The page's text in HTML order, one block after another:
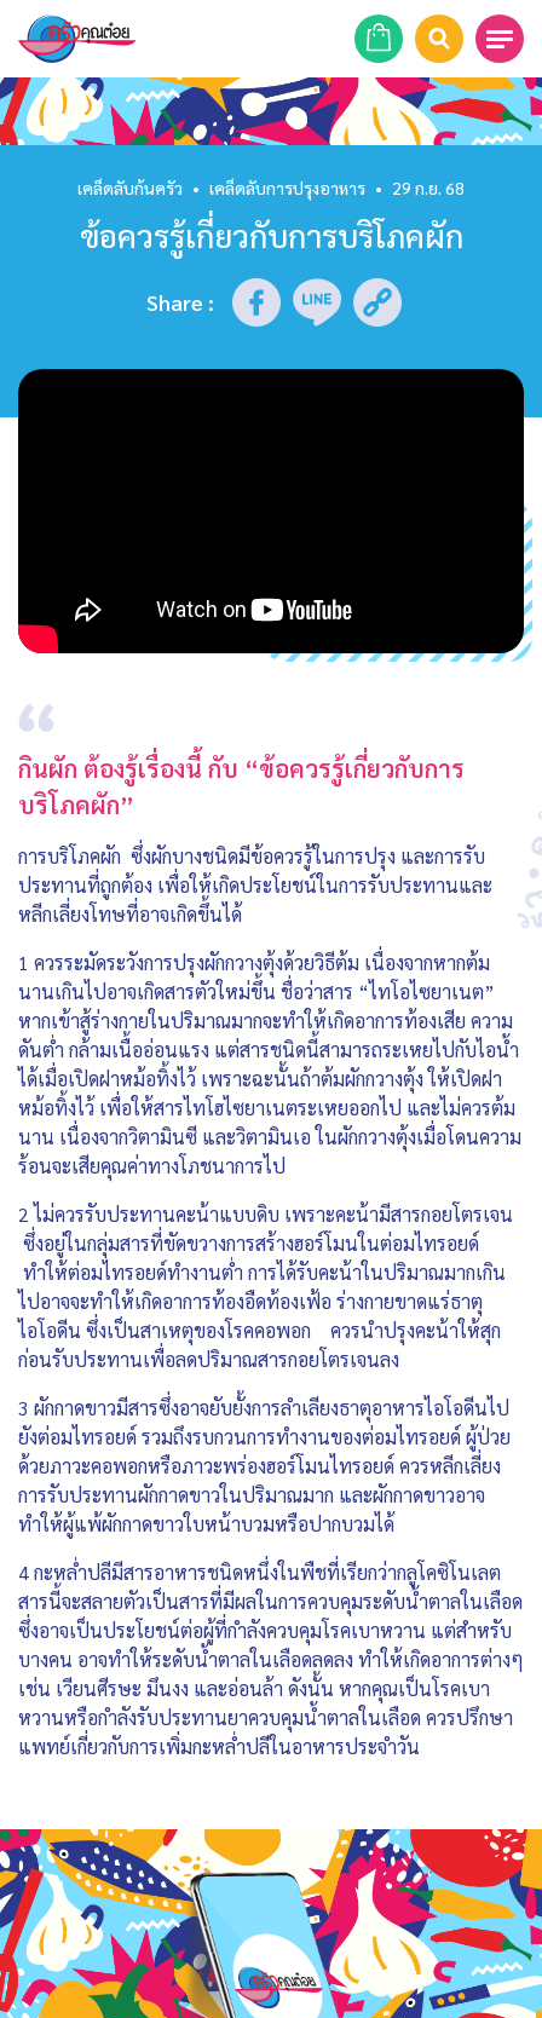
หน้าแรก
สูตรอาหาร
ร้านอาหาร
รายการย้อนหลัง
เคล็ดลับก้นครัว • เคล็ดลับการปรุงอาหาร • 29 ก.ย. 68
ข้อควรรู้เกี่ยวกับการบริโภคผัก
Share :
กินผัก ต้องรู้เรื่องนี้ กับ “ข้อควรรู้เกี่ยวกับการ
บริโภคผัก”
การบริโภคผัก ซึ่งผักบางชนิดมีข้อควรรู้ในการปรุง และการรับ
ประทานที่ถูกต้อง เพื่อให้เกิดประโยชน์ในการรับประทานและ
หลีกเลี่ยงโทษที่อาจเกิดขึ้นได้
1 ควรระมัดระวังการปรุงผักกวางตุ้งด้วยวิธีต้ม เนื่องจากหากต้ม
นานเกินไปอาจเกิดสารตัวใหม่ขึ้น ชื่อว่าสาร “ไทโอไซยาเนต”
หากเข้าสู้ร่างกายในปริมาณมากจะทำให้เกิดอาการท้องเสีย ความ
ดันต่ำ กล้ามเนื้ออ่อนแรง แต่สารชนิดนี้สามารถระเหยไปกับไอน้ำ
ได้เมื่อเปิดฝาหม้อทิ้งไว้ เพราะฉะนั้นถ้าต้มผักกวางตุ้ง ให้เปิดฝา
หม้อทิ้งไว้ เพื่อให้สารไทโฮไซยาเนตระเหยออกไป และไม่ควรต้ม
นาน เนื่องจากวิตามินซี และวิตามินเอ ในผักกวางตุ้งเมื่อโดนความ
ร้อนจะเสียคุณค่าทางโภชนาการไป
2 ไม่ควรรับประทานคะน้าแบบดิบ เพราะคะน้ามีสารกอยโตรเจน
ซึ่งอยู่ในกลุ่มสารที่ขัดขวางการสร้างฮอร์โมนในต่อมไทรอยด์
ทำให้ต่อมไทรอยด์ทำงานต่ำ การได้รับคะน้าในปริมาณมากเกิน
ไปอาจจะทำให้เกิดอาการท้องอืดท้องเฟ้อ ร่างกายขาดแร่ธาตุ
ไอโอดีน ซึ่งเป็นสาเหตุของโรคคอพอก ควรนำปรุงคะน้าให้สุก
ก่อนรับประทานเพื่อลดปริมาณสารกอยโตรเจนลง
3 ผักกาดขาวมีสารซึ่งอาจยับยั้งการลำเลียงธาตุอาหารไอโอดีนไป
ยังต่อมไทรอยด์ รวมถึงรบกวนการทำงานของต่อมไทรอยด์ ผู้ป่วย
ด้วยภาวะคอพอกหรือภาวะพร่องฮอร์โมนไทรอยด์ ควรหลีกเลี่ยง
การรับประทานผักกาดขาวในปริมาณมาก และผักกาดขาวอาจ
ทำให้ผู้แพ้ผักกาดขาวใบหน้าบวมหรือปากบวมได้
4 กะหล่ำปลีมีสารอาหารชนิดหนึ่งในพืชที่เรียกว่ากลูโคซิโนเลต
สารนี้จะสลายตัวเป็นสารที่มีผลในการควบคุมระดับน้ำตาลในเลือด
ซึ่งอาจเป็นประโยชน์ต่อผู้ที่กำลังควบคุมโรคเบาหวาน แต่สำหรับ
บางคน อาจทำให้ระดับน้ำตาลในเลือดลดลง ทำให้เกิดอาการต่างๆ
เช่น เวียนศีรษะ มึนงง และอ่อนล้า ดังนั้น หากคุณเป็นโรคเบา
หวานหรือกำลังรับประทานยาควบคุมน้ำตาลในเลือด ควรปรึกษา
แพทย์เกี่ยวกับการเพิ่มกะหล่ำปลีในอาหารประจำวัน